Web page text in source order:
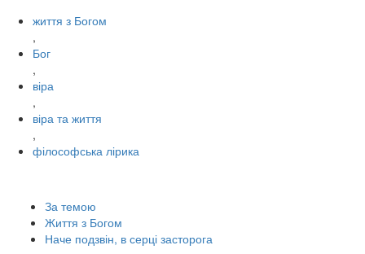
життя з Богом
,
Бог
,
віра
,
віра та життя
,
філософська лірика
За темою
Життя з Богом
Наче подзвін, в серці засторога